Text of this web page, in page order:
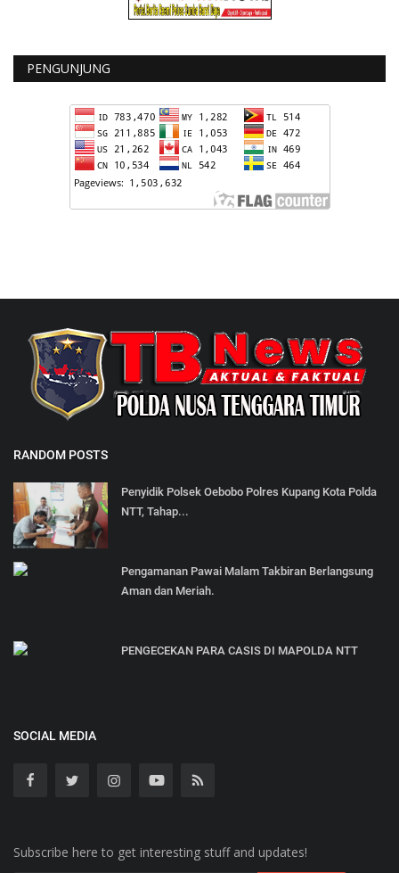
PENGUNJUNG
RANDOM POSTS
Penyidik Polsek Oebobo Polres Kupang Kota Polda
NTT, Tahap...
Pengamanan Pawai Malam Takbiran Berlangsung
Aman dan Meriah.
PENGECEKAN PARA CASIS DI MAPOLDA NTT
SOCIAL MEDIA
Subscribe here to get interesting stuff and updates!